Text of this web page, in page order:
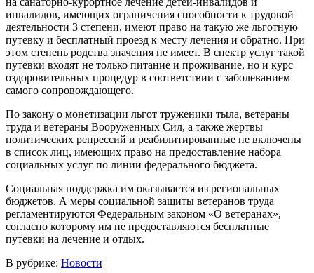
инвалидов, имеющих ограничения способности к трудовой
деятельности 3 степени, имеют право на такую же льготную
путевку и бесплатный проезд к месту лечения и обратно. При
этом степень родства значения не имеет. В спектр услуг такой
путевки входят не только питание и проживание, но и курс
оздоровительных процедур в соответствии с заболеванием
самого сопровождающего.
По закону о монетизации льгот труженики тыла, ветераны
труда и ветераны Вооруженных Сил, а также жертвы
политических репрессий и реабилитированные не включены
в список лиц, имеющих право на предоставление набора
социальных услуг по линии федерального бюджета.
Социальная поддержка им оказывается из региональных
бюджетов. А меры социальной защиты ветеранов труда
регламентируются Федеральным законом «О ветеранах»,
согласно которому им не предоставляются бесплатные
путевки на лечение и отдых.
В рубрике: Новости